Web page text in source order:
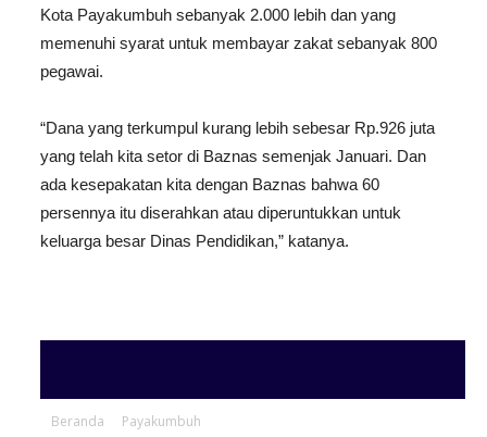
Kota Payakumbuh sebanyak 2.000 lebih dan yang
memenuhi syarat untuk membayar zakat sebanyak 800
pegawai.
“Dana yang terkumpul kurang lebih sebesar Rp.926 juta
yang telah kita setor di Baznas semenjak Januari. Dan
ada kesepakatan kita dengan Baznas bahwa 60
persennya itu diserahkan atau diperuntukkan untuk
keluarga besar Dinas Pendidikan,” katanya.
Beranda Payakumbuh